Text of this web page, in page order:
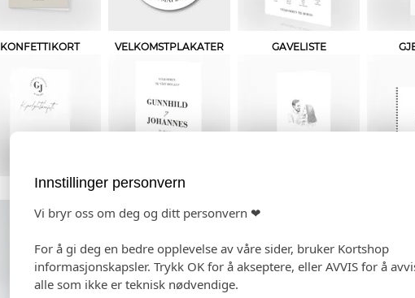
KONFETTIKORT VELKOMSTPLAKATER GAVELISTE
Innstillinger personvern
Vi bryr oss om deg og ditt personvern ❤
For å gi deg en bedre opplevelse av våre sider, bruker Kortshop
informasjonskapsler. Trykk OK for å akseptere, eller AVVIS for å
alle som ikke er teknisk nødvendige.